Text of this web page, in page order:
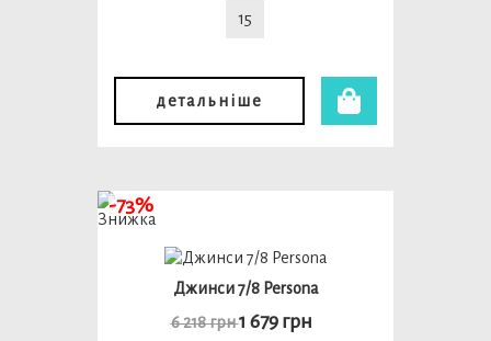
15
детальніше
Джинси 7/8 Persona
6 218 грн1 679 грн
-73%